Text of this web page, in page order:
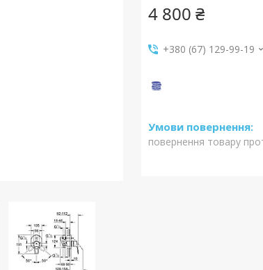
4 800 ₴
+380 (67) 129-99-19
повернення товару